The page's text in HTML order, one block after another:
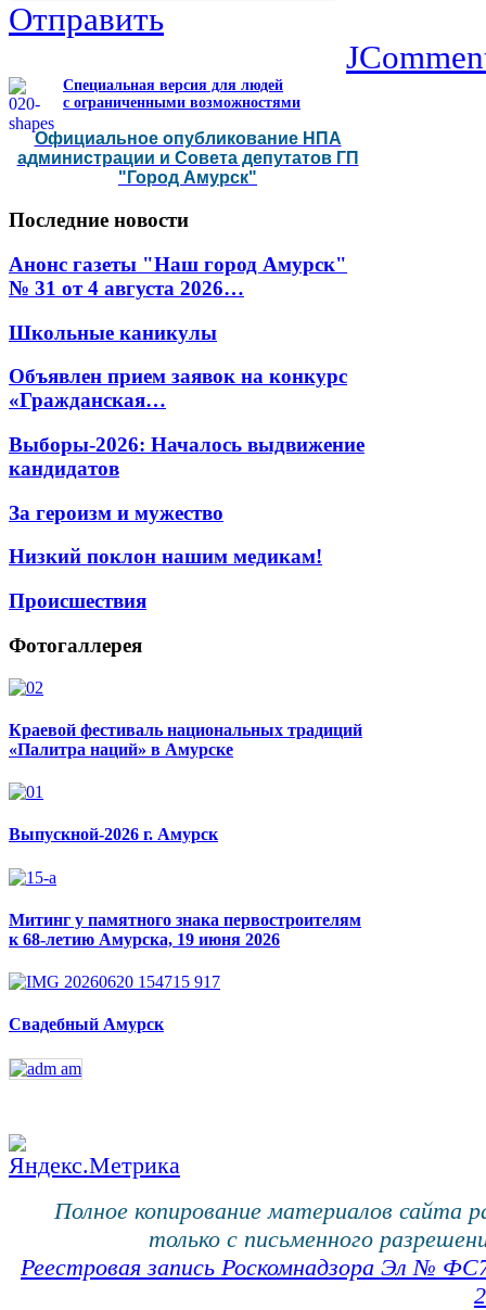
Отправить
Специальная версия для людей
с ограниченными возможностями
Официальное опубликование НПА
администрации и Совета депутатов ГП
"Город Амурск"
Последние новости
Анонс газеты "Наш город Амурск"
№ 31 от 4 августа 2026…
Школьные каникулы
Объявлен прием заявок на конкурс
«Гражданская…
Выборы-2026: Началось выдвижение
кандидатов
За героизм и мужество
Низкий поклон нашим медикам!
Происшествия
Фотогаллерея
Краевой фестиваль национальных традиций
«Палитра наций» в Амурске
Выпускной-2026 г. Амурск
Митинг у памятного знака первостроителям
к 68-летию Амурска, 19 июня 2026
Свадебный Амурск
Полное копирование материалов сайта
только с письменного
Реестровая запись Роскомнадзора Эл №